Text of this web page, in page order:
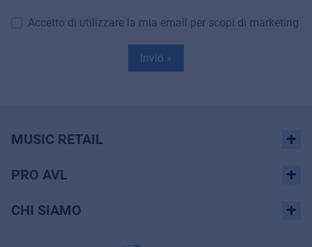
Accetto di utilizzare la mia email per scopi di marketing
Invio »
MUSIC RETAIL
PRO AVL
CHI SIAMO